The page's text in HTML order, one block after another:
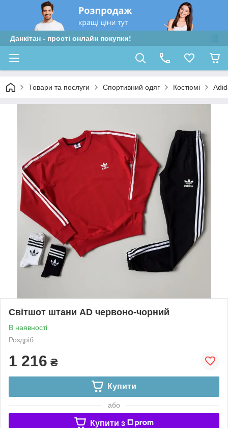
Данкітан - прості онлайн покупки!
Товари та послуги Спортивний одяг Костюмі
Світшот штани AD червоно-чорний
В наявності
Роздріб
1 216 ₴
Купити
або
Купити з